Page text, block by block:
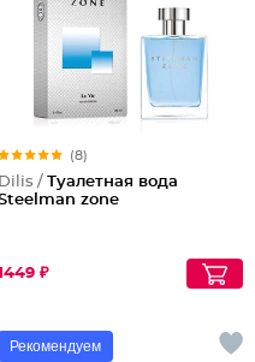
(8)
Dilis / Туалетная вода
zone
₽
Рекомендуем